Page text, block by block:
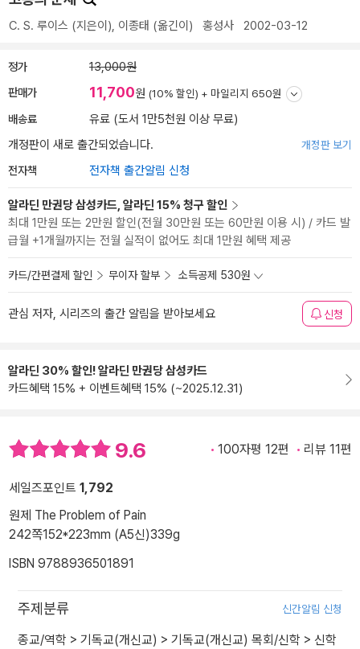
C. S. 루이스 (지은이), 이종태 (옮긴이) 홍성사 2002-03-12
정가 13,000원
판매가 11,700원 (10% 할인) + 마일리지 650원
배송료
유료 (도서 1만5천원 이상 무료)
개정판이 새로 출간되었습니다.
개정판 보기
전자책 전자책 출간알림 신청
알라딘 만권당 삼성카드, 알라딘 15% 청구 할인
최대 1만원 또는 2만원 할인(전월 30만원 또는 60만원 이용 시) / 카드 발
급월 +1개월까지는 전월 실적이 없어도 최대 1만원 혜택 제공
카드/간편결제 할인 무이자 할부 소득공제 530원
관심 저자, 시리즈의 출간 알림을 받아보세요 신청
알라딘 30% 할인! 알라딘 만권당 삼성카드
카드혜택 15% + 이벤트혜택 15% (~2025.12.31)
9.6 100자평 12편 리뷰 11편
세일즈포인트 1,792
원제 The Problem of Pain
242쪽152*223mm (A5신)339g
ISBN 9788936501891
주제분류 신간알림 신청
종교/역학 > 기독교(개신교) > 기독교(개신교) 목회/신학 > 신학